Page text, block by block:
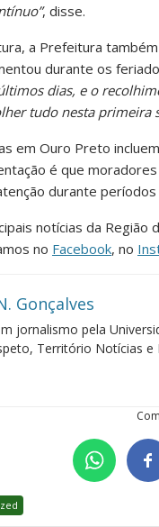
, disse.
a Prefeitura
durante os
dias, e o
tudo nesta primeira
em Ouro Preto
é que
durante períodos
notícias da Região
no Facebook, no
Gonçalves
jornalismo pela
Território Notícias e